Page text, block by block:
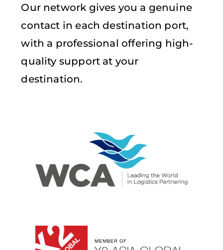
Our network gives you a genuine
contact in each destination port,
with a professional offering high-
quality support at your
destination.